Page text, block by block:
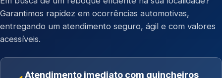
Garantimos rapidez em ocorrências automotivas,
entregando um atendimento seguro, ágil e com valores
acessíveis.
Atendimento imediato com guincheiros